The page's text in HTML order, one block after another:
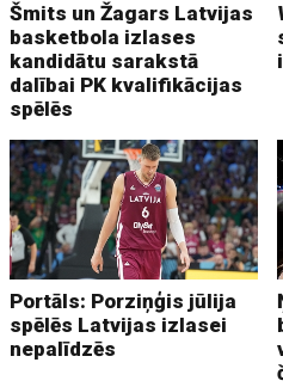
Šmits un Žagars Latvijas
basketbola izlases
kandidātu sarakstā
dalībai PK kvalifikācijas
spēlēs
Portāls: Porziņģis jūlija
spēlēs Latvijas izlasei
nepalīdzēs